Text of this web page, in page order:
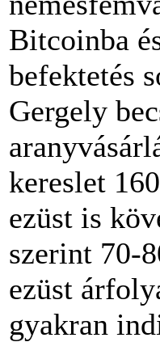
Bitcoinba
befektetés
Gergely
kereslet
ezüst is
szerint 70-
ezüst
gyakran